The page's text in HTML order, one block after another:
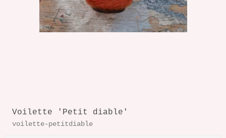
Voilette 'Petit diable'
voilette-petitdiable